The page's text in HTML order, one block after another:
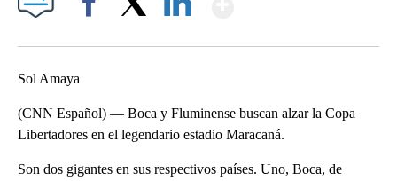
Sol Amaya
(CNN Español) — Boca y Fluminense buscan alzar la Copa
Libertadores en el legendario estadio Maracaná.
Son dos gigantes en sus respectivos países. Uno, Boca, de